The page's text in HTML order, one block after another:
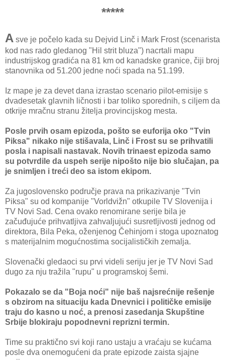
*****
A sve je počelo kada su Dejvid Linč i Mark Frost (scenarista
kod nas rado gledanog "Hil strit bluza") nacrtali mapu
industrijskog gradića na 81 km od kanadske granice, čiji broj
stanovnika od 51.200 jedne noći spada na 51.199.
Iz mape je za devet dana izrastao scenario pilot-emisije s
dvadesetak glavnih ličnosti i bar toliko sporednih, s ciljem da
otkrije mračnu stranu žitelja provincijskog mesta.
Posle prvih osam epizoda, pošto se euforija oko "Tvin
Piksa" nikako nije stišavala, Linč i Frost su se prihvatili
posla i napisali nastavak. Novih trinaest epizoda samo
su potvrdile da uspeh serije nipošto nije bio slučajan, pa
je snimljen i treći deo sa istom ekipom.
Za jugoslovensko područje prava na prikazivanje "Tvin
Piksa" su od kompanije "Vorldvižn" otkupile TV Slovenija i
TV Novi Sad. Cena ovako renomirane serije bila je
začuđujuće prihvatljiva zahvaljujući susretljivosti jednog od
direktora, Bila Peka, oženjenog Čehinjom i stoga upoznatog
s materijalnim mogućnostima socijalističkih zemalja.
Slovenački gledaoci su prvi videli seriju jer je TV Novi Sad
dugo za nju tražila "rupu" u programskoj šemi.
Pokazalo se da "Boja noći" nije baš najsrećnije rešenje
s obzirom na situaciju kada Dnevnici i političke emisije
traju do kasno u noć, a prenosi zasedanja Skupštine
Srbije blokiraju popodnevni reprizni termin.
Time su praktično svi koji rano ustaju a vraćaju se kućama
posle dva onemogućeni da prate epizode zaista sjajne